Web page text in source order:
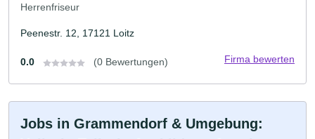
Herrenfriseur
Peenestr. 12, 17121 Loitz
0.0 (0 Bewertungen) Firma bewerten
Jobs in Grammendorf & Umgebung: